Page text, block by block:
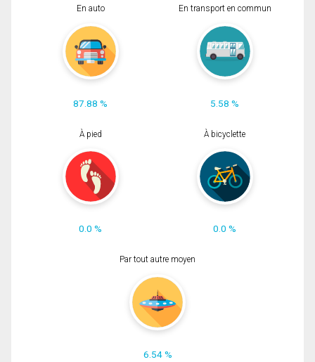
En auto
87.88 %
En transport en commun
5.58 %
À pied
0.0 %
À bicyclette
0.0 %
Par tout autre moyen
6.54 %